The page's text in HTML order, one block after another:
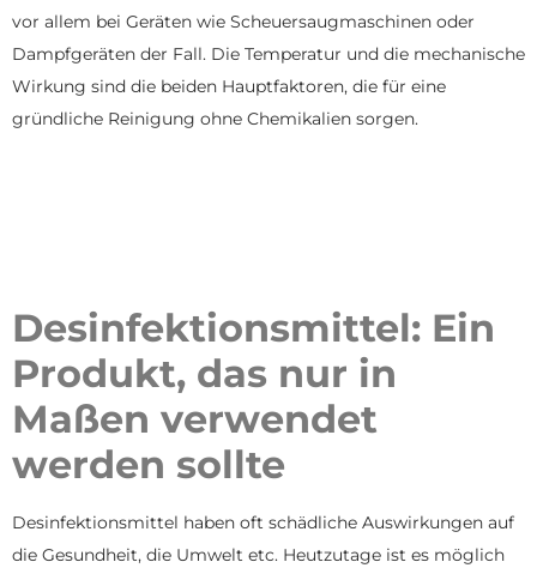
vor allem bei Geräten wie Scheuersaugmaschinen oder
Dampfgeräten der Fall. Die Temperatur und die mechanische
Wirkung sind die beiden Hauptfaktoren, die für eine
gründliche Reinigung ohne Chemikalien sorgen.
Desinfektionsmittel: Ein
Produkt, das nur in
Maßen verwendet
werden sollte
Desinfektionsmittel haben oft schädliche Auswirkungen auf
die Gesundheit, die Umwelt etc. Heutzutage ist es möglich